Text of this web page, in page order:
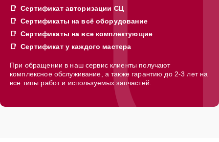
Сертификат авторизации СЦ
Сертификаты на всё оборудование
Сертификаты на все комплектующие
Сертификат у каждого мастера
При обращении в наш сервис клиенты получают
комплексное обслуживание, а также гарантию до 2-3 лет на
все типы работ и используемых запчастей.